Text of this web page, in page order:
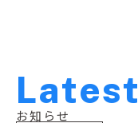
Latest
お知らせ